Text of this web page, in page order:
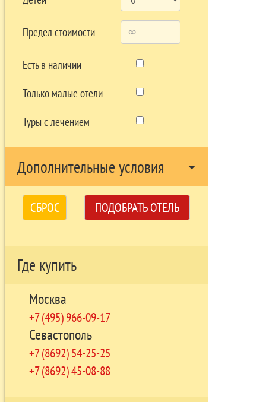
Предел стоимости
Есть в наличии
Только малые отели
Туры с лечением
Дополнительные условия arrow_drop_down
СБРОС ПОДОБРАТЬ ОТЕЛЬ
Где купить
Москва
+7 (495) 966-09-17
Севастополь
+7 (8692) 54-25-25
+7 (8692) 45-08-88